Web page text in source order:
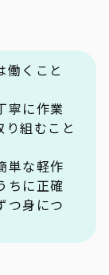
働くこと
寧に作業
組むこと
単な軽作
ちに正確
つ身につ